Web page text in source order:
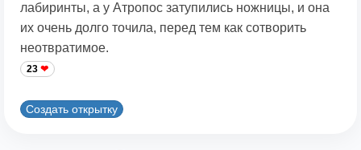
лабиринты, а у Атропос затупились ножницы, и она
их очень долго точила, перед тем как сотворить
неотвратимое.
23
Создать открытку